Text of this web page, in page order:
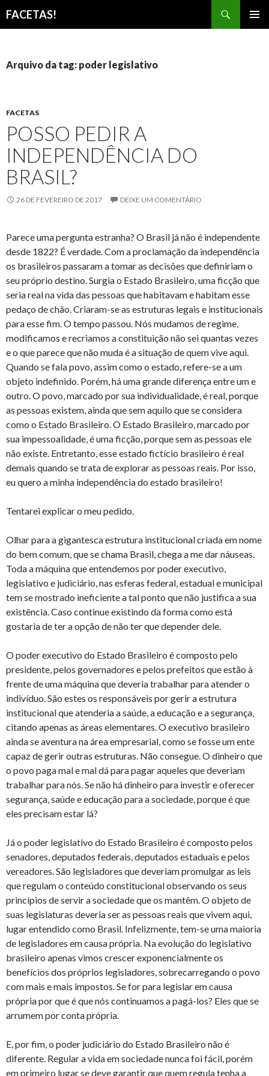
FACETAS!
CONTEÚDO
Arquivo da tag: poder legislativo
FACETAS
POSSO PEDIR A
INDEPENDÊNCIA DO
BRASIL?
26 DE FEVEREIRO DE 2017 DEIXE UM COMENTÁRIO
Parece uma pergunta estranha? O Brasil já não é independente
desde 1822? É verdade. Com a proclamação da independência
os brasileiros passaram a tomar as decisões que definiriam o
seu próprio destino. Surgia o Estado Brasileiro, uma ficção que
seria real na vida das pessoas que habitavam e habitam esse
pedaço de chão. Criaram-se as estruturas legais e institucionais
para esse fim. O tempo passou. Nós mudamos de regime,
modificamos e recriamos a constituição não sei quantas vezes
e o que parece que não muda é a situação de quem vive aqui.
Quando se fala povo, assim como o estado, refere-se a um
objeto indefinido. Porém, há uma grande diferença entre um e
outro. O povo, marcado por sua individualidade, é real, porque
as pessoas existem, ainda que sem aquilo que se considera
como o Estado Brasileiro. O Estado Brasileiro, marcado por
sua impessoalidade, é uma ficção, porque sem as pessoas ele
não existe. Entretanto, esse estado fictício brasileiro é real
demais quando se trata de explorar as pessoas reais. Por isso,
eu quero a minha independência do estado brasileiro!
Tentarei explicar o meu pedido.
Olhar para a gigantesca estrutura institucional criada em nome
do bem comum, que se chama Brasil, chega a me dar náuseas.
Toda a máquina que entendemos por poder executivo,
legislativo e judiciário, nas esferas federal, estadual e municipal
tem se mostrado ineficiente a tal ponto que não justifica a sua
existência. Caso continue existindo da forma como está
gostaria de ter a opção de não ter que depender dele.
O poder executivo do Estado Brasileiro é composto pelo
presidente, pelos governadores e pelos prefeitos que estão à
frente de uma máquina que deveria trabalhar para atender o
indivíduo. São estes os responsáveis por gerir a estrutura
institucional que atenderia a saúde, a educação e a segurança,
citando apenas as áreas elementares. O executivo brasileiro
ainda se aventura na área empresarial, como se fosse um ente
capaz de gerir outras estruturas. Não consegue. O dinheiro que
o povo paga mal e mal dá para pagar aqueles que deveriam
trabalhar para nós. Se não há dinheiro para investir e oferecer
segurança, saúde e educação para a sociedade, porque é que
eles precisam estar lá?
Já o poder legislativo do Estado Brasileiro é composto pelos
senadores, deputados federais, deputados estaduais e pelos
vereadores. São legisladores que deveriam promulgar as leis
que regulam o conteúdo constitucional observando os seus
princípios de servir a sociedade que os mantêm. O objeto de
suas legislaturas deveria ser as pessoas reais que vivem aqui,
lugar entendido como Brasil. Infelizmente, tem-se uma maioria
de legisladores em causa própria. Na evolução do legislativo
brasileiro apenas vimos crescer exponencialmente os
benefícios dos próprios legisladores, sobrecarregando o povo
com mais e mais impostos. Se for para legislar em causa
própria por que é que nós continuamos a pagá-los? Eles que se
arrumem por conta própria.
E, por fim, o poder judiciário do Estado Brasileiro não é
diferente. Regular a vida em sociedade nunca foi fácil, porém
em primeiro lugar se deve garantir que quem regula tenha a